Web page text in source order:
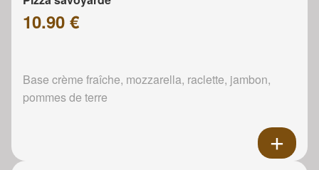
10.90 €
Base crème fraîche, mozzarella, raclette, jambon,
pommes de terre